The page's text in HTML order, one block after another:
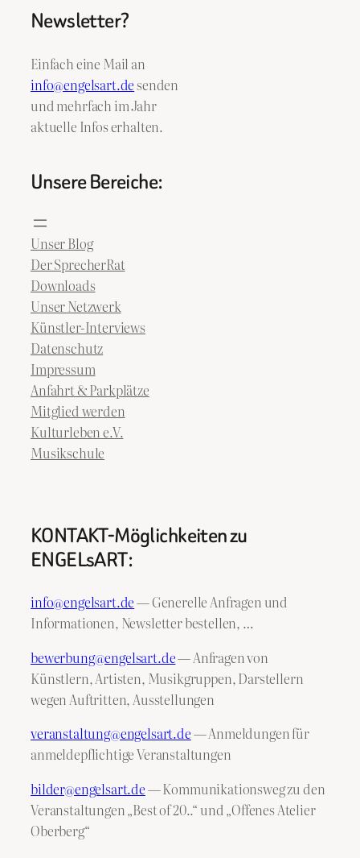
Newsletter?
Einfach eine Mail an
info@engelsart.desenden
und mehrfach im Jahr
aktuelle Infos erhalten.
Unsere Bereiche:
Unser Blog
Der SprecherRat
Downloads
Unser Netzwerk
Künstler-Interviews
Datenschutz
Impressum
Anfahrt & Parkplätze
Mitglied werden
Kulturleben e.V.
Musikschule
KONTAKT-Möglichkeiten zu
ENGELsART:
info@engelsart.de— Generelle Anfragen und
Informationen, Newsletter bestellen, …
bewerbung@engelsart.de— Anfragen von
Künstlern, Artisten, Musikgruppen, Darstellern
wegen Auftritten, Ausstellungen
veranstaltung@engelsart.de— Anmeldungen für
anmeldepflichtige Veranstaltungen
bilder@engelsart.de— Kommunikationsweg zu den
Veranstaltungen „Best of 20..“ und „Offenes Atelier
Oberberg“